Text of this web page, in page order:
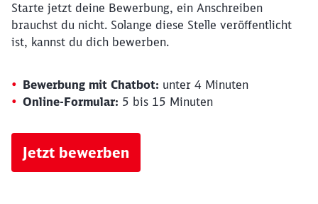
Starte jetzt deine Bewerbung, ein Anschreiben
brauchst du nicht. Solange diese Stelle veröffentlicht
ist, kannst du dich bewerben.
Bewerbung mit Chatbot: unter 4 Minuten
Online-Formular: 5 bis 15 Minuten
Jetzt bewerben